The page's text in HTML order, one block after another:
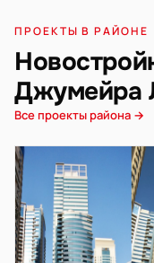
ПРОЕКТЫ В РАЙОНЕ
Джумейра
Все проекты района →